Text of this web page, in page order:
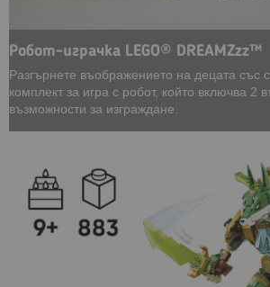
Робот-играчка LEGO® DREAMZzz™
Разгърнете въображението на децата със
комплект за игра с робот, който включва 2
възможности за изграждане.